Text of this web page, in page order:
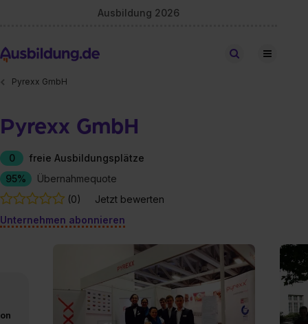
Ausbildung 2026
Stellen finden
Pyrexx GmbH
Pyrexx GmbH
0
freie Ausbildungsplätze
95%
Übernahmequote
(0)
Jetzt bewerten
Unternehmen abonnieren